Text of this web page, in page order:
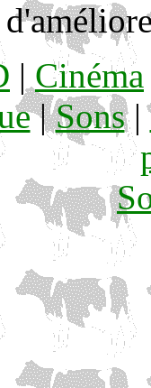
| Cinéma
|Sons|